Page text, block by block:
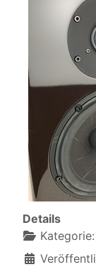
Details
Kategorie: